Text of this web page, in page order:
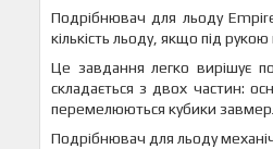
Подрібнювач для льоду
кількість льоду, якщо під
Це завдання легко вирішує
складається з двох частин:
перемелюються кубики
Подрібнювач для льоду